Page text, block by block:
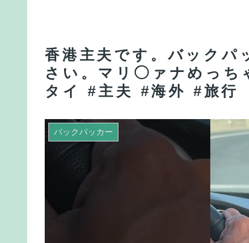
香港主夫です。バックパ
さい。マリ◯ァナめっち
タイ #主夫 #海外 #旅行
バックパッカー